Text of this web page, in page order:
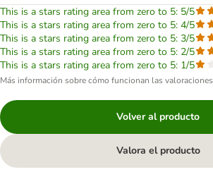
This is a stars rating area from zero to 5: 5/5
This is a stars rating area from zero to 5: 4/5
This is a stars rating area from zero to 5: 3/5
This is a stars rating area from zero to 5: 2/5
This is a stars rating area from zero to 5: 1/5
Más información sobre cómo funcionan las valoraciones
Volver al producto
Valora el producto